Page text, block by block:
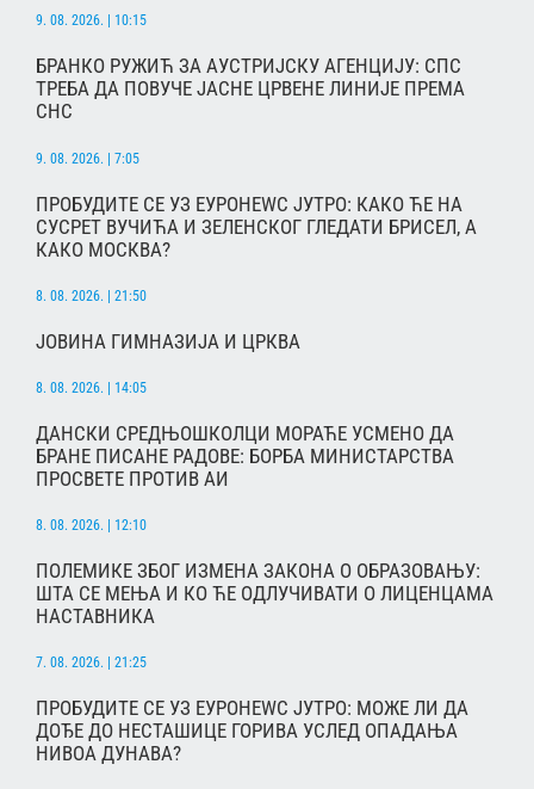
9. 08. 2026. | 10:15
БРАНКО РУЖИЋ ЗА АУСТРИЈСКУ АГЕНЦИЈУ: СПС
ТРЕБА ДА ПОВУЧЕ ЈАСНЕ ЦРВЕНЕ ЛИНИЈЕ ПРЕМА
СНС
9. 08. 2026. | 7:05
ПРОБУДИТЕ СЕ УЗ ЕУРОНЕWС ЈУТРО: КАКО ЋЕ НА
СУСРЕТ ВУЧИЋА И ЗЕЛЕНСКОГ ГЛЕДАТИ БРИСЕЛ, А
КАКО МОСКВА?
8. 08. 2026. | 21:50
ЈОВИНА ГИМНАЗИЈА И ЦРКВА
8. 08. 2026. | 14:05
ДАНСКИ СРЕДЊОШКОЛЦИ МОРАЋЕ УСМЕНО ДА
БРАНЕ ПИСАНЕ РАДОВЕ: БОРБА МИНИСТАРСТВА
ПРОСВЕТЕ ПРОТИВ АИ
8. 08. 2026. | 12:10
ПОЛЕМИКЕ ЗБОГ ИЗМЕНА ЗАКОНА О ОБРАЗОВАЊУ:
ШТА СЕ МЕЊА И КО ЋЕ ОДЛУЧИВАТИ О ЛИЦЕНЦАМА
НАСТАВНИКА
7. 08. 2026. | 21:25
ПРОБУДИТЕ СЕ УЗ ЕУРОНЕWС ЈУТРО: МОЖЕ ЛИ ДА
ДОЂЕ ДО НЕСТАШИЦЕ ГОРИВА УСЛЕД ОПАДАЊА
НИВОА ДУНАВА?